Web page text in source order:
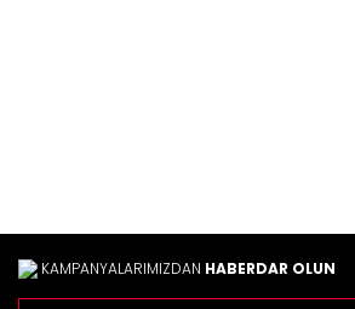
KAMPANYALARIMIZDAN HABERDAR OLUN